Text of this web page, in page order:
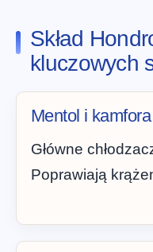
Skład
kluczowych
Mentol i kamfora
Główne
Poprawiają